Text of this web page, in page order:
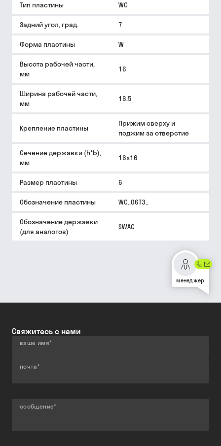
Тип пластины WC
Задний угол, град. 7
Форма пластины W
Высота рабочей части,
мм
16
Ширина рабочей части,
мм
16.5
Крепление пластины
Прижим сверху и
поджим за отверстие
Сечение державки (h*b),
мм
16х16
Размер пластины 6
Обозначение пластины WC..06T3..
Обозначение державки
(для аналогов)
SWAC
менеджер
Свяжитесь с нами
ваше имя*
почта*
сообщение*